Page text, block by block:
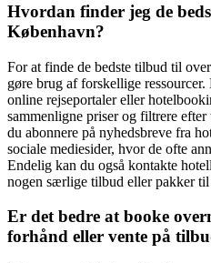
Hvordan finder jeg de
København?
For at finde de bedste tilbud til
gøre brug af forskellige
online rejseportaler eller
sammenligne priser og filtrere
du abonnere på nyhedsbreve fra
sociale mediesider, hvor de ofte
Endelig kan du også kontakte
nogen særlige tilbud eller pakker til
Er det bedre at booke
forhånd eller vente på